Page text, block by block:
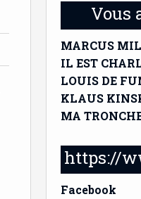
Vous
MARCUS
IL EST
LOUIS DE
KLAUS
MA
Facebook